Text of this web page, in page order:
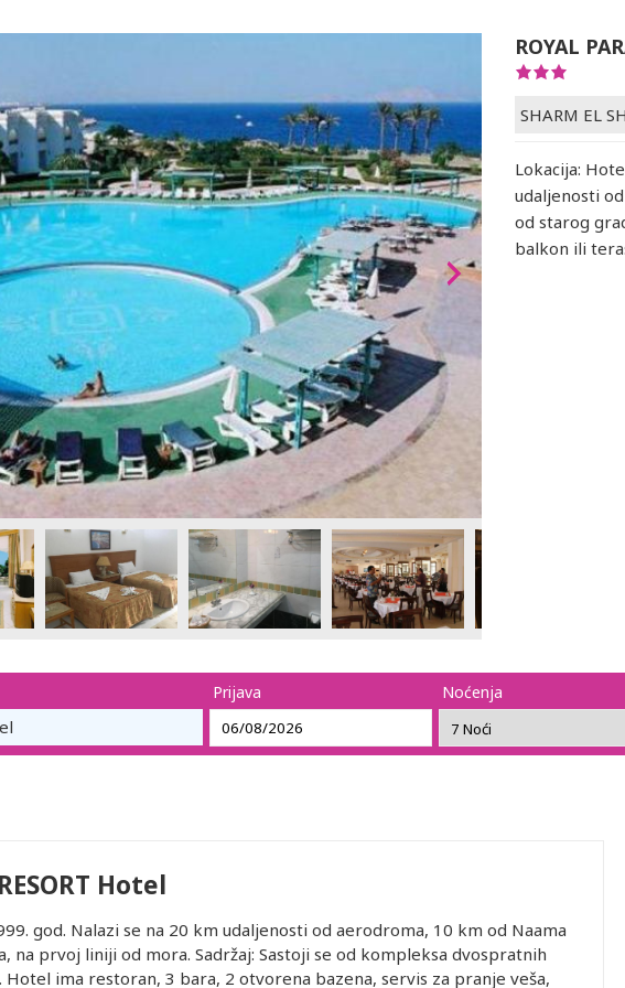
ROYAL
SHARM EL
Lokacija:
udaljenosti
od starog
balkon ili
Prijava Noćenja
Hotel
god. Nalazi se na 20 km udaljenosti od aerodroma, 10 km od Naama
na prvoj liniji od mora. Sadržaj: Sastoji se od kompleksa dvospratnih
Hotel ima restoran, 3 bara, 2 otvorena bazena, servis za pranje veša,